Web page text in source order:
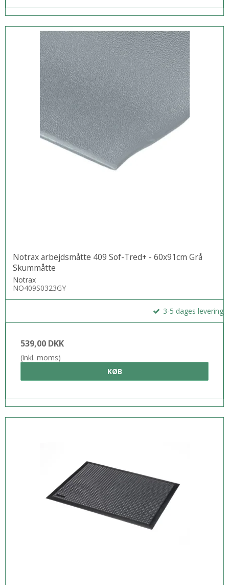
Notrax arbejdsmåtte 409 Sof-Tred+ - 60x91cm Grå
Skummåtte
Notrax
NO409S0323GY
3-5 dages levering
539,00 DKK
(inkl. moms)
KØB